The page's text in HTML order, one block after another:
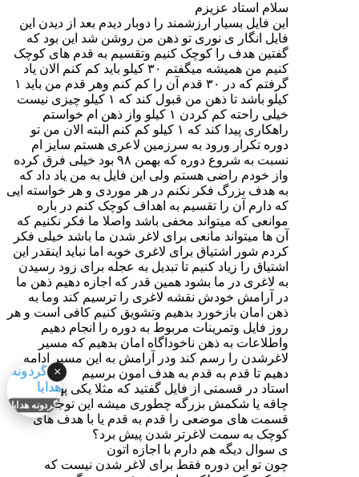
سلام استاد عزیزم
این فایل بسیار ارزشمند را دوبار دیدم بعد از دیدن این
فایل انگار ی نوری تو ذهن من روشن شد این بود که
گفتین هدف را کوچک کنیم وتقسیم به قدم های کوچک
کنیم من همیشه میگفتم ۳۰ کیلو باید کم کنم الان یاد
گرفتم که در ۳۰ قدم آن را کم کنم وهر قدم من باید ۱
کیلو باشد تا ذهن من قبول کند که ۱ کیلو چیزی نیست
خیلی راحته کم کردن ۱ کیلو واز ذهن ام خواستم
راهکاری پیدا کند که ۱ کیلو کم کنم البته الان من تو
دوره تکرار ورود به سرزمین لاعری هستم سایز ام
نسبت به شروع دوره که بهمن ۹۸ بود خیلی فرق کرده
واز خودم راضی هستم ولی این فایل به من یاد داد که
به هدف بزرگ فکر نکنم در هر موردی و هر خواسته ایی
که دارم آن را تقسیم به اهداف کوچک کنم در باره
موانعی که میتواند مخفی باشد واصلا ما فکر نکنیم که
آن ها میتواند مانعی برای لاغر شدن ما باشد خیلی فکر
کردم شور اشتیاق برای لاغری خوبه اما نباید اینقدر این
اشتیاق را زیاد کنیم تا تبدیل به عجله برای زود رسیدن
به لاغری در ما بشود همین قدر که اجازه دهیم ذهن ما
در آرامش خودش نقشه لاغری را ترسیم کند وما به
ذهن امان بازخورد بدهیم وتشویق کنیم کافی است و هر
روز فایل وتمرینات مربوط به دوره را انجام دهیم
واطلاعات به ذهن ناخوداگاه امان بدهیم که مسیر
لاغرشدن را رسم کند ودر آرامش به این مسیر ادامه
دهیم تا قدم به قدم به هدف امون برسیم
استاد در قسمتی از فایل گفتید که مثلا یکی پهلو اش
چاقه یا شکمش بزرگه چطوری میشه این توجه به
قسمت های موضعی را قدم به قدم یا با هدف های
کوچک به سمت لاغرتر شدن پیش برد؟
ی سوال دیگه هم دارم با اجازه اتون
چون تو این دوره فقط برای لاغر شدن نیست که
×
گردونه هدایا